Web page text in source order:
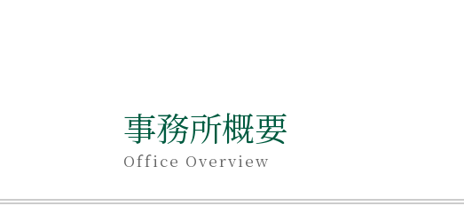
事務所概要
Office Overview